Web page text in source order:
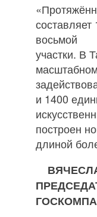
восьмой
участки. В
и 1400
построен
длиной